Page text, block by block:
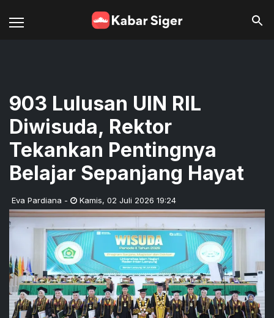
903 Lulusan UIN RIL
Diwisuda, Rektor
Tekankan Pentingnya
Belajar Sepanjang Hayat
Eva Pardiana - Kamis, 02 Juli 2026 19:24